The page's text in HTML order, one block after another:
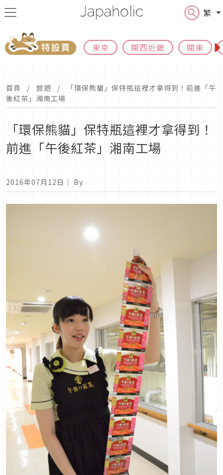
繁
東京 關西近畿 關東
首頁 旅遊
「環保熊貓」保特瓶這裡才拿得到！前進「午
後紅茶」湘南工場
「環保熊貓」保特瓶這裡才拿得到！
前進「午後紅茶」湘南工場
2016年07月12日 ｜ By